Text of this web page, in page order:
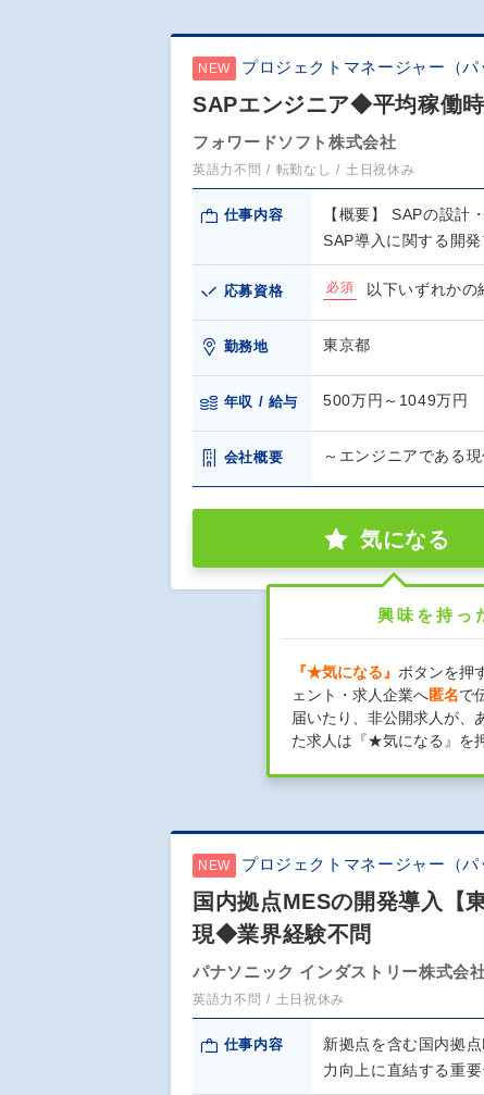
NEW プロジェクトマネージャー（パ
SAPエンジニア◆平均稼働
フォワードソフト株式会社
英語力不問 転勤なし 土日祝休み
仕事内容
【概要】 SAPの設計
SAP導入に関する開
応募資格 必須 以下いずれか
勤務地 東京都
年収 / 給与 500万円～1049万円
会社概要 ～エンジニアである
気になる
興味を持っ
『★気になる』 ボタンを押
ェント・求人企業へ匿名で
届いたり、非公開求人が、
た求人は『★気になる』を
NEW プロジェクトマネージャー（パ
国内拠点MESの開発導入【
現◆業界経験不問
パナソニック インダストリー株式会
英語力不問 土日祝休み
仕事内容
新拠点を含む国内拠
力向上に直結する重